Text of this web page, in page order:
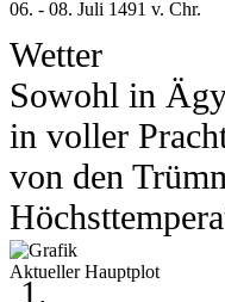
06. - 08. Juli 1491 v. Chr.
Wetter
Sowohl in
in voller
von den
Grad runter.
Aktueller Hauptplot